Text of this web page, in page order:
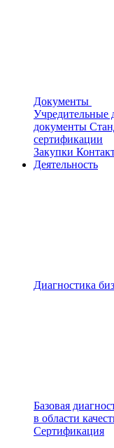
Документы
Учредительные
документы
сертификации
Закупки
Деятельность
Диагностика
Базовая
в области
Сертификация